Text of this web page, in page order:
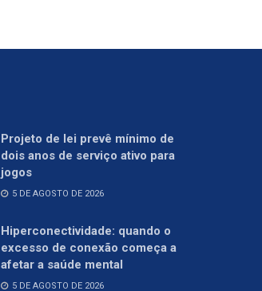
Projeto de lei prevê mínimo de
dois anos de serviço ativo para
jogos
5 DE AGOSTO DE 2026
Hiperconectividade: quando o
excesso de conexão começa a
afetar a saúde mental
5 DE AGOSTO DE 2026